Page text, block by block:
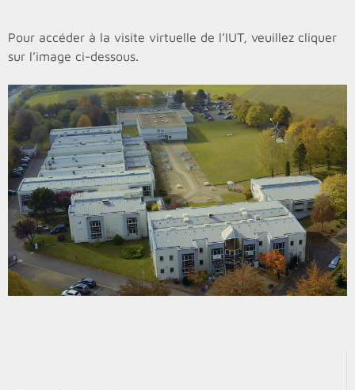
Pour accéder à la visite virtuelle de l’IUT, veuillez cliquer
sur l’image ci-dessous.